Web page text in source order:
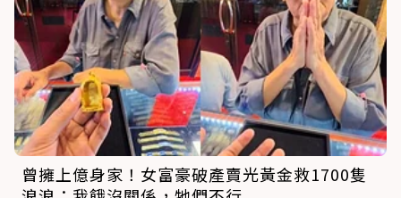
曾擁上億身家！女富豪破產賣光黃金救1700隻